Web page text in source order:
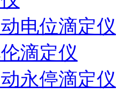
电位滴定仪
滴定仪
永停滴定仪